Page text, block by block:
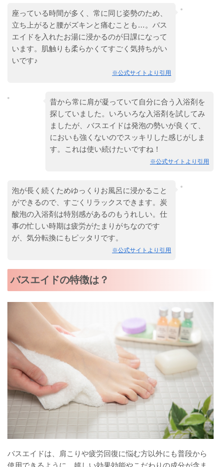
座っている時間が多く、常に同じ姿勢のため、
立ち上がると腰がズキンと痛むことも…。バス
エイドを入れたお湯に浸かるのが日課になって
います。肌触りも柔らかくてすごく気持ちがい
いです♪
※公式サイトより引用
昔から常に肩が凝っていて自分に合う入浴剤を
探していました。いろいろな入浴剤を試してみ
ましたが、バスエイドは発泡の勢いが良くて、
においも強くないのでスッキリした感じがしま
す。これは使い続けたいですね！
※公式サイトより引用
泡が長く続くためゆっくりお風呂に浸かること
ができるので、すごくリラックスできます。炭
酸泡の入浴剤は特別感があるのもうれしい。仕
事の忙しい時期は疲労がたまりがちなのです
が、気分転換にもピッタリです。
※公式サイトより引用
バスエイドの特徴は？
バスエイドは、肩こりや疲労回復に悩む方以外にも普段から